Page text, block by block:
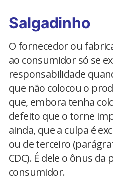
Salgadinho
O fornecedor ou
ao consumidor só se
responsabilidade
que não colocou o
que, embora tenha
defeito que o torne
ainda, que a culpa é
ou de terceiro
CDC). É dele o ônus da
consumidor.